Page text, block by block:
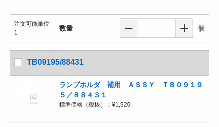
注文可能単位
1
数量 個
TB09195/88431
ランプホルダ 補用 ＡＳＳＹ ＴＢ０９１９
５／８８４３１
標準価格（税抜）： ¥1,920